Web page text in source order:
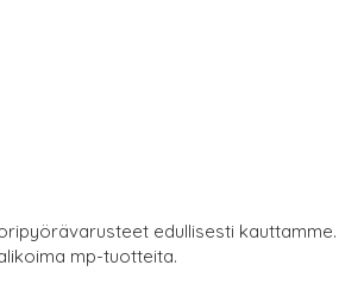
edullisesti kauttamme.
mp-tuotteita.